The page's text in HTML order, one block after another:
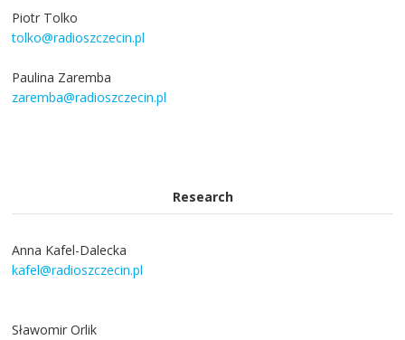
Piotr Tolko
tolko@radioszczecin.pl
Paulina Zaremba
zaremba@radioszczecin.pl
Research
Anna Kafel-Dalecka
kafel@radioszczecin.pl
Sławomir Orlik